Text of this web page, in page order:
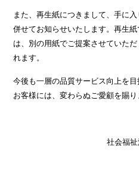
また、再生紙につきまして、手に
併せてお知らせいたします。再生
は、別の用紙でご提案させていた
れます。
今後も一層の品質サービス向上を目
お客様には、変わらぬご愛顧を賜
社会福